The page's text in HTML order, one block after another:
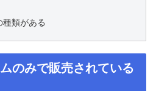
種類がある
のみで販売されている